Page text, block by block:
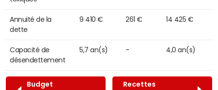
Annuité de la
dette
9 410 € 261 € 14 425 €
Capacité de
désendettement
5,7 an(s) - 4,0 an(s)
Budget
Recettes